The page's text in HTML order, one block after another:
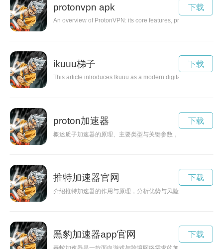
protonvpn apk
An overview of ProtonVPN: its core features, privacy
下载
ikuuu梯子
This article introduces Ikuuu as a modern digital concept or
下载
proton加速器
概述质子加速器的原理、主要类型与关键参数，介绍其在科研
下载
推特加速器官网
介绍推特加速器的作用与原理，分析优势与风险，并给出选择
下载
黑豹加速器app官网 下载